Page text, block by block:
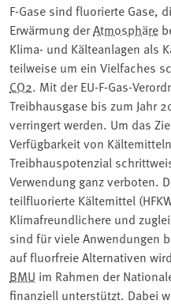
F-Gase sind fluorierte Gase,
Erwärmung derAtmosphäre
Klima- und Kälteanlagen als
teilweise um ein Vielfaches
CO2. Mit der EU-F-Gas-
Treibhausgase bis zum Jahr
verringert werden. Um das
Verfügbarkeit von
Treibhauspotenzial
Verwendung ganz verboten.
teilfluorierte Kältemittel
Klimafreundlichere und
sind für viele Anwendungen
auf fluorfreie Alternativen
BMU im Rahmen der
finanziell unterstützt. Dabei